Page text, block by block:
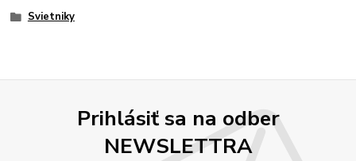
Svietniky
Prihlásiť sa na odber
NEWSLETTRA